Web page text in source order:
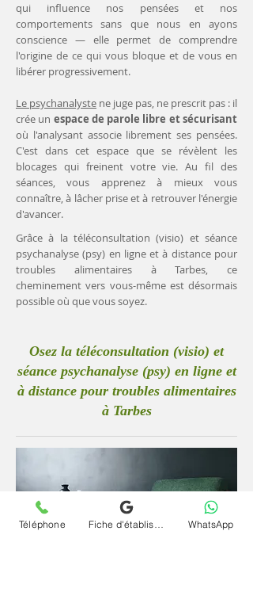
qui influence nos pensées et nos
comportements sans que nous en ayons
conscience — elle permet de comprendre
l'origine de ce qui vous bloque et de vous en
libérer progressivement.
Le psychanalyste ne juge pas, ne prescrit pas : il
crée un espace de parole libre et sécurisant
où l'analysant associe librement ses pensées.
C'est dans cet espace que se révèlent les
blocages qui freinent votre vie. Au fil des
séances, vous apprenez à mieux vous
connaître, à lâcher prise et à retrouver l'énergie
d'avancer.
Grâce à la téléconsultation (visio) et séance
psychanalyse (psy) en ligne et à distance pour
troubles alimentaires à Tarbes, ce
cheminement vers vous-même est désormais
possible où que vous soyez.
Osez la téléconsultation (visio) et
séance psychanalyse (psy) en ligne et
à distance pour troubles alimentaires
à Tarbes
Téléphone WhatsApp